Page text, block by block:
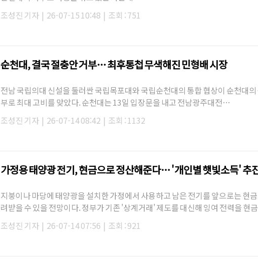
조성진 기자 | 26-07-15 10:48 | 조회 : 751
순천대, 결국 절충안 거부… 최후통첩 무색해진 민형배 시장
전남 국립의대 신설을 둘러싼 국립목포대와 국립순천대의 통합 협상이 순천대의
부로 최대 고비를 맞았다. 순천대는 13일 입장문을 내고 전남광주대전…
조성진 기자 | 26-07-14 08:42 | 조회 : 1132
가정용 태양광 전기, 현금으로 정산해준다… '개인별 햇빛소득' 추
지붕이나 마당에 태양광을 설치한 가정에서 사용하고 남은 전기를 앞으로는 현
려받을 수 있을 전망이다. 정부가 기존 '상계거래' 제도를 대신해 잉여 전력을 현
산…
조성진 기자 | 26-07-14 07:56 | 조회 : 921